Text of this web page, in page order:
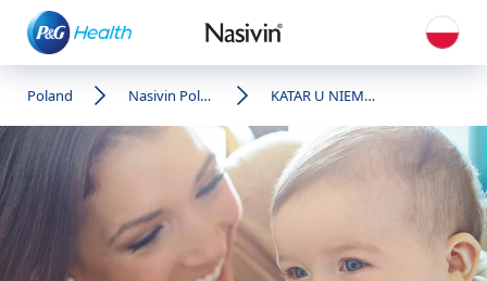
Poland Nasivin Poland KATAR U NIEMOWLAKA: DELIKATNA MIKROMGIEŁKA NA SZYBKĄ ULGĘ DLA MALUCHA